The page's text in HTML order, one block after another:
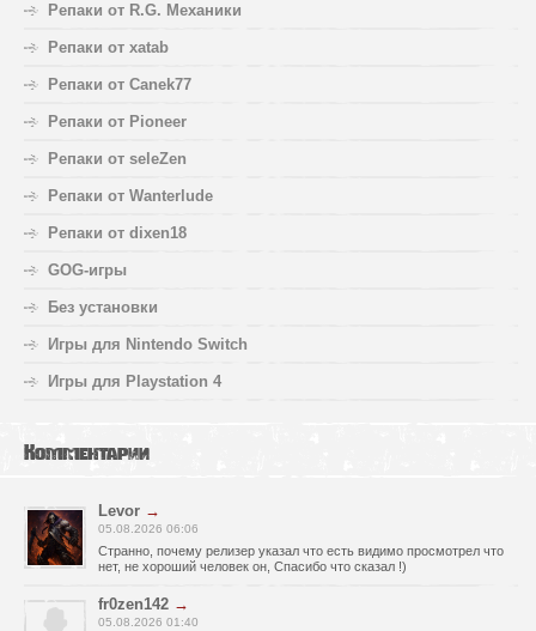
Репаки от R.G. Механики
Репаки от xatab
Репаки от Canek77
Репаки от Pioneer
Репаки от seleZen
Репаки от Wanterlude
Репаки от dixen18
GOG-игры
Без установки
Игры для Nintendo Switch
Игры для Playstation 4
Комментарии
Levor →
05.08.2026 06:06
Странно, почему релизер указал что есть видимо просмотрел что
нет, не хороший человек он, Спасибо что сказал !)
fr0zen142 →
05.08.2026 01:40